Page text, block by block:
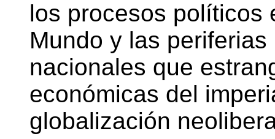
los procesos políticos
Mundo y las
nacionales que
económicas del
globalización